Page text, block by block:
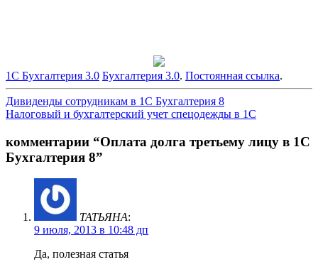
1С Бухгалтерия 3.0 Бухгалтерия 3.0. Постоянная ссылка.
Навигация
по
записям
Дивиденды сотрудникам в 1С Бухгалтерия 8
Налоговый и бухгалтерский учет спецодежды в 1С
комментарии “Оплата долга третьему лицу в 1С
Бухгалтерия 8”
ТАТЬЯНА:
9 июля, 2013 в 10:48 дп
Да, полезная статья